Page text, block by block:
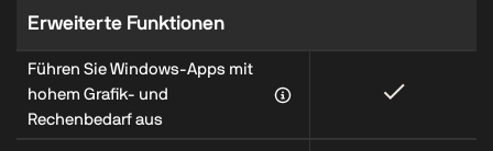
Erweiterte Funktionen
Führen Sie Windows‑Apps mit
hohem Grafik‑ und
Rechenbedarf aus